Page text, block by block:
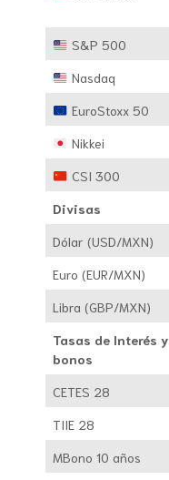
S&P 500
Nasdaq
EuroStoxx 50
Nikkei
CSI 300
Divisas
Dólar (USD/MXN)
Euro (EUR/MXN)
Libra (GBP/MXN)
Tasas de Interés y
bonos
CETES 28
TIIE 28
MBono 10 años